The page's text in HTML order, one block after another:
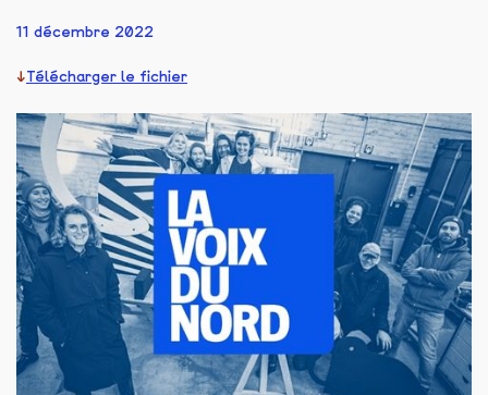
11 décembre 2022
Télécharger le fichier